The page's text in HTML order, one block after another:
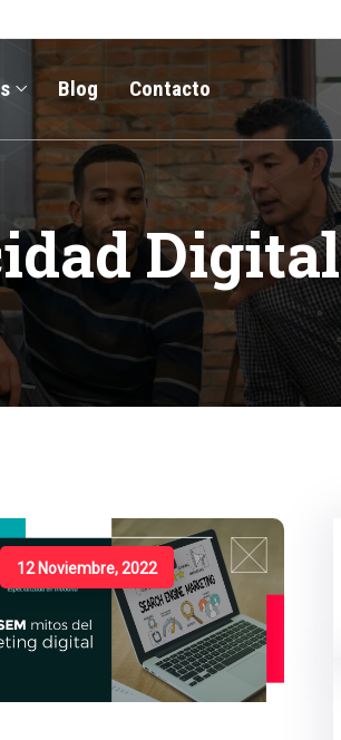
Blog Contacto
Digital
12 Noviembre, 2022